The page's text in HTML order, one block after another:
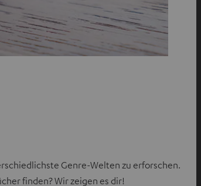
Genre-Welten zu erforschen.
finden? Wir zeigen es dir!